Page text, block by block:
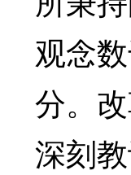
观念
分。
深刻